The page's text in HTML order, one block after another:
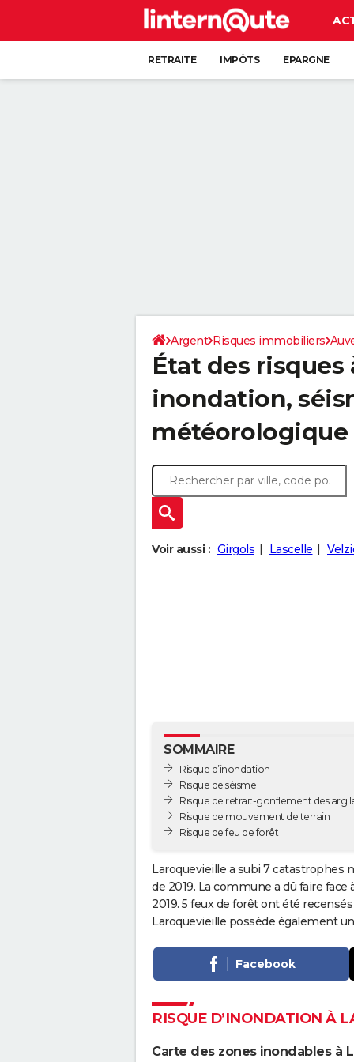
RETRAITE IMPÔTS EPARGNE
Argent Risques immobiliers
État des risques
inondation,
météorologique
Voir aussi : Girgols Lascelle
SOMMAIRE
Risque d’inondation
Risque de séisme
Risque de retrait-gonflement des
Risque de mouvement de terrain
Risque de feu de forêt
Laroquevieille a subi 7 catastrophes
de 2019. La commune a dû faire face
2019. 5 feux de forêt ont été
Laroquevieille possède également
Facebook
RISQUE D’INONDATION À
Carte des zones inondables à